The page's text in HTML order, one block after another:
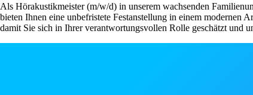
Als Hörakustikmeister (m/w/d) in unserem wachsenden
bieten Ihnen eine unbefristete Festanstellung in einem
damit Sie sich in Ihrer verantwortungsvollen Rolle geschätzt und